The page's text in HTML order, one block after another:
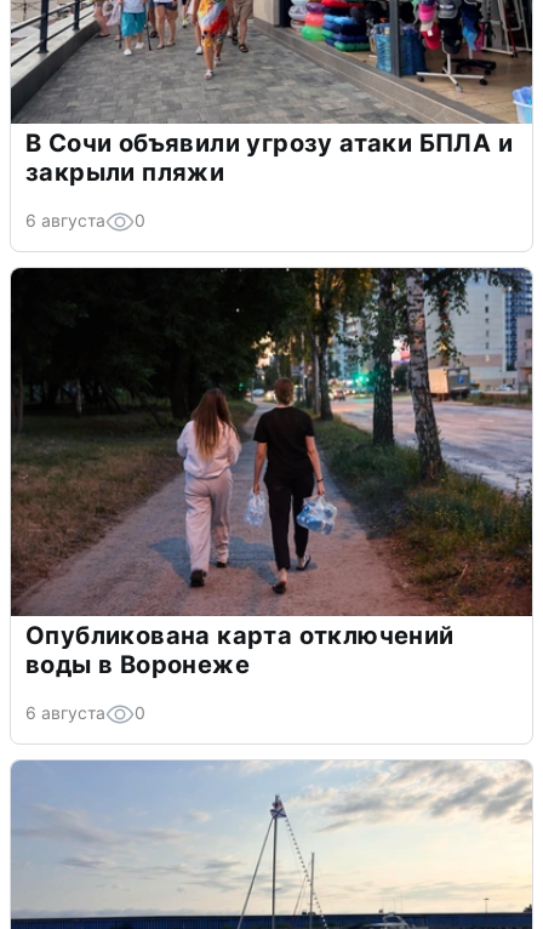
В Сочи объявили угрозу атаки БПЛА и
закрыли пляжи
6 августа 0
Опубликована карта отключений
воды в Воронеже
6 августа 0